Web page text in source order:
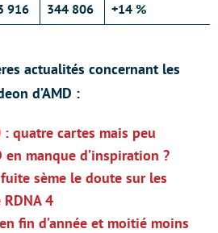
916 344 806 +14 %
actualités concernant les
d’AMD :
: quatre cartes mais peu
en manque d’inspiration ?
sème le doute sur les
4
fin d’année et moitié moins